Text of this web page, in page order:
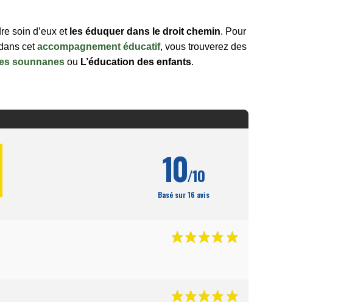
soin d’eux et les éduquer dans le droit chemin. Pour
cetaccompagnement éducatif, vous trouverez des
sounnanes ou L’éducation des enfants.
10/10
Basé sur 16 avis